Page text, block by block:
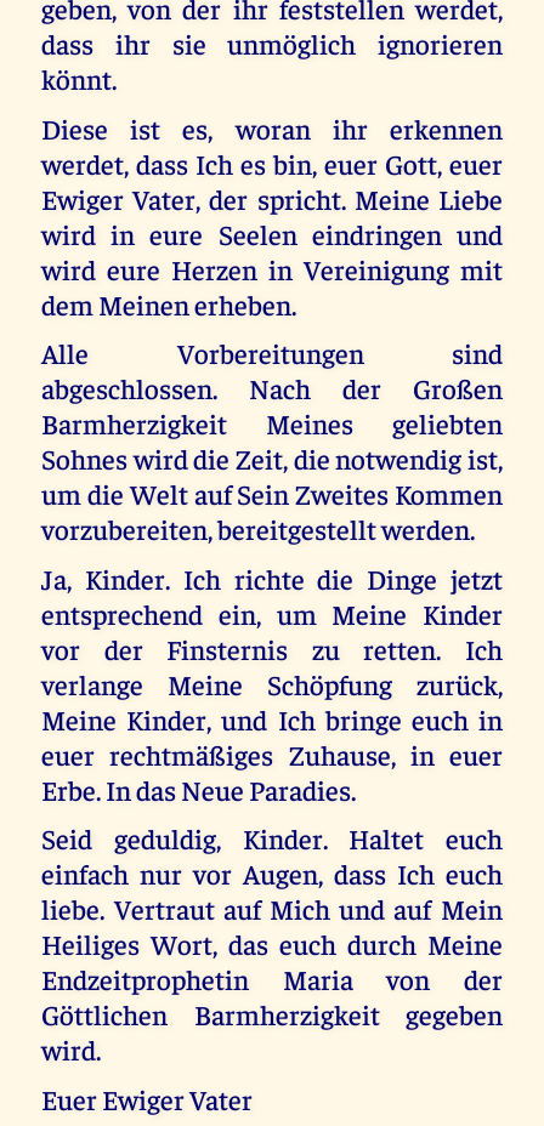
geben, von der ihr feststellen werdet,
dass ihr sie unmöglich ignorieren
könnt.
Diese ist es, woran ihr erkennen
werdet, dass Ich es bin, euer Gott, euer
Ewiger Vater, der spricht. Meine Liebe
wird in eure Seelen eindringen und
wird eure Herzen in Vereinigung mit
dem Meinen erheben.
Alle Vorbereitungen sind
abgeschlossen. Nach der Großen
Barmherzigkeit Meines geliebten
Sohnes wird die Zeit, die notwendig ist,
um die Welt auf Sein Zweites Kommen
vorzubereiten, bereitgestellt werden.
Ja, Kinder. Ich richte die Dinge jetzt
entsprechend ein, um Meine Kinder
vor der Finsternis zu retten. Ich
verlange Meine Schöpfung zurück,
Meine Kinder, und Ich bringe euch in
euer rechtmäßiges Zuhause, in euer
Erbe. In das Neue Paradies.
Seid geduldig, Kinder. Haltet euch
einfach nur vor Augen, dass Ich euch
liebe. Vertraut auf Mich und auf Mein
Heiliges Wort, das euch durch Meine
Endzeitprophetin Maria von der
Göttlichen Barmherzigkeit gegeben
wird.
Euer Ewiger Vater